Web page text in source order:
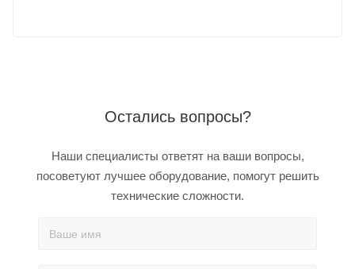
Остались вопросы?
Наши специалисты ответят на ваши вопросы,
посоветуют лучшее оборудование, помогут решить
технические сложности.